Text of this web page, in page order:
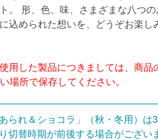
。 形、色、味、さまざまな八つ
込められた想いを、どうぞお楽し
用した製品につきましては、商品
所で保存してください。
あられ＆ショコラ」（秋・冬用）
切替時期が前後する場合がござい